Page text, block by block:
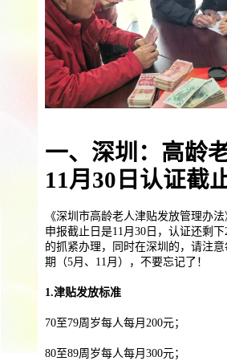
提供一站式员工法务咨询
企业助残残保业务
企业公益助残 残保金规划
个人社保保障业务
数组营销创新业务
服务优势
智能工具
一、深圳：高龄
11月30日认证截
《深圳市高龄老人津贴发放管理办
申报截止日是11月30日，认证还剩
的抓紧办理，同时在深圳的，请注
期（5月、11月），不要忘记了！
1.津贴发放标准
70至79周岁每人每月200元；
80至89周岁每人每月300元；